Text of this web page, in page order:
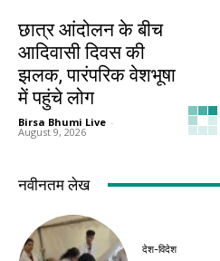
छात्र आंदोलन के बीच
आदिवासी दिवस की
झलक, पारंपरिक वेशभूषा
में पहुंचे लोग
Birsa Bhumi Live -
August 9, 2026